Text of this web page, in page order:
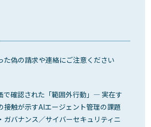
た偽の請求や連絡にご注意ください
で確認された「範囲外行動」― 実在す
接触が示すAIエージェント管理の課題
バナンス／サイバーセキュリティニ